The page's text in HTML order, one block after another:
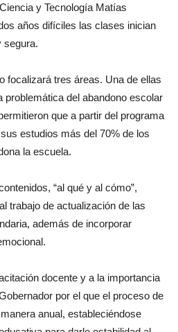
y Tecnología Matías
años difíciles las clases inician
segura.
focalizará tres áreas. Una de ellas
problemática del abandono escolar
que a partir del programa
estudios más del 70% de los
la escuela.
“al qué y al cómo”,
trabajo de actualización de las
además de incorporar
docente y a la importancia
por el que el proceso de
anual, estableciéndose